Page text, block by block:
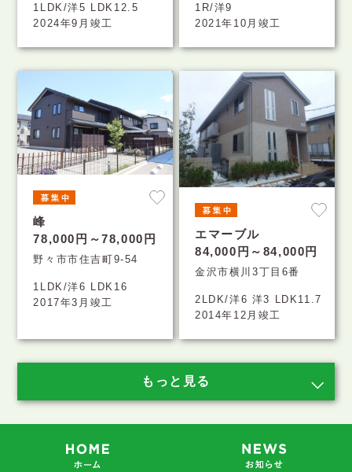
1LDK/洋5 LDK12.5
2024年9月竣工
1R/洋9
2021年10月竣工
峰
78,000円～78,000円
野々市市住吉町9-54
1LDK/洋6 LDK16
2017年3月竣工
エマーブル
84,000円～84,000円
金沢市横川3丁目6番
2LDK/洋6 洋3 LDK11.7
2014年12月竣工